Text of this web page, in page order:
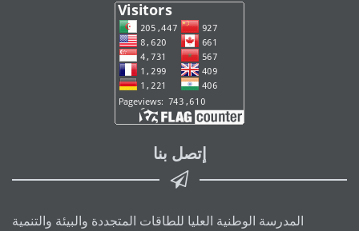
إتصل بنا
المدرسة الوطنية العليا للطاقات المتجددة والبيئة والتنمية